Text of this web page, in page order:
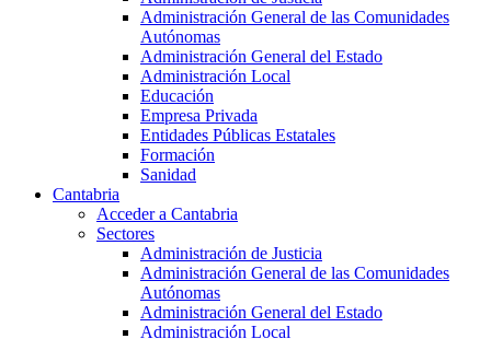
Administración General de las Comunidades
Autónomas
Administración General del Estado
Administración Local
Educación
Empresa Privada
Entidades Públicas Estatales
Formación
Sanidad
Cantabria
Acceder a Cantabria
Sectores
Administración de Justicia
Administración General de las Comunidades
Autónomas
Administración General del Estado
Administración Local